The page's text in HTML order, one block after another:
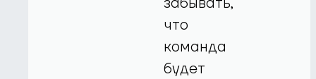
что
команда
будет